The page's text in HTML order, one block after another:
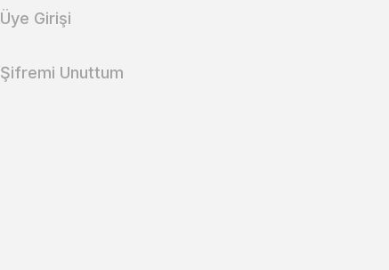
Üye Girişi
Şifremi Unuttum